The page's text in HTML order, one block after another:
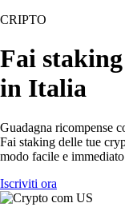
CRIPTO
Fai
in Italia
Guadagna ricompense
Fai staking delle tue
modo facile e
Iscriviti ora